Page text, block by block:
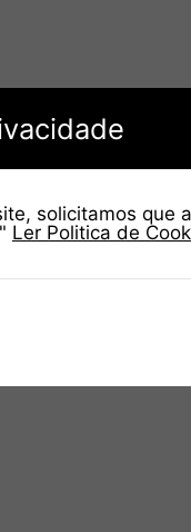
solicitamos que
Ler Politica de